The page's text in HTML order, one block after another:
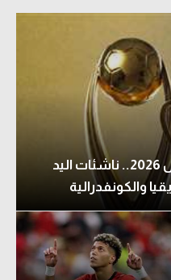
مواعيد الخميس 6 أغسطس 2026.. ناشئات اليد
والكونفدرالية